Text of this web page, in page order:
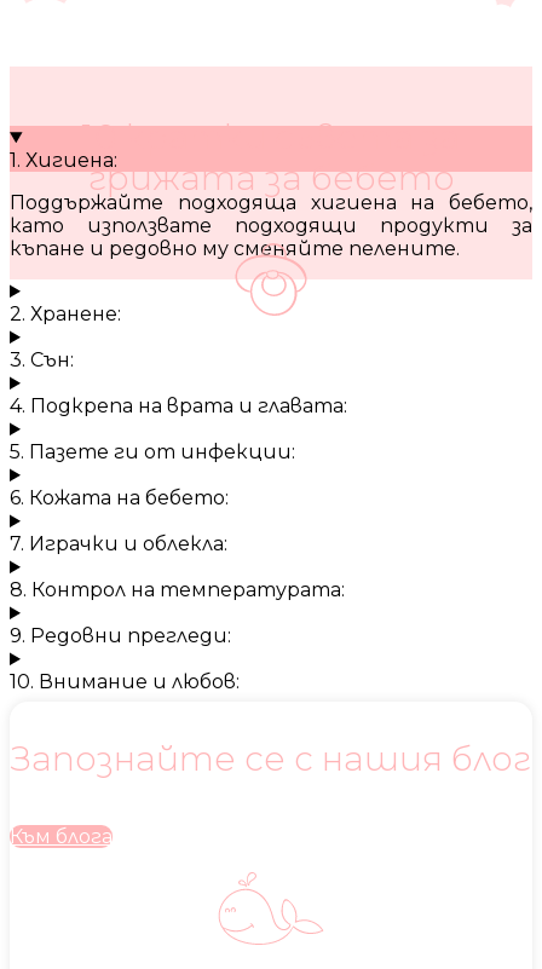
10 кратки съвета за
грижата за бебето
1. Хигиена:
Поддържайте подходяща хигиена на бебето,
като използвате подходящи продукти за
къпане и редовно му сменяйте пелените.
2. Хранене:
3. Сън:
4. Подкрепа на врата и главата:
5. Пазете ги от инфекции:
6. Кожата на бебето:
7. Играчки и облекла:
8. Контрол на температурата:
9. Редовни прегледи:
10. Внимание и любов:
Запознайте се с нашия блог
Към блога